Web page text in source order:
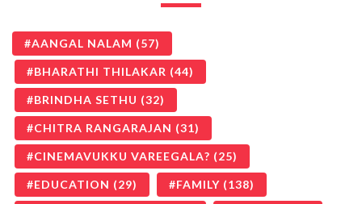
AANGAL NALAM (57)
BHARATHI THILAKAR (44)
BRINDHA SETHU (32)
CHITRA RANGARAJAN (31)
CINEMAVUKKU VAREEGALA? (25)
EDUCATION (29) FAMILY (138)